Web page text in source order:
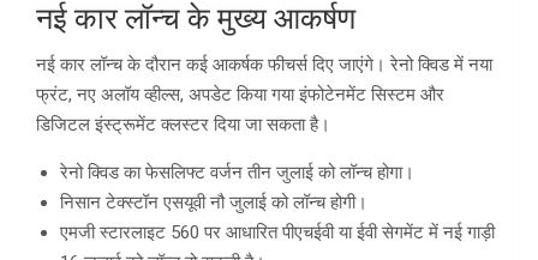
नई कार लॉन्च के मुख्य आकर्षण
नई कार लॉन्च के दौरान कई आकर्षक फीचर्स दिए जाएंगे। रेनो क्विड में नया
फ्रंट, नए अलॉय व्हील्स, अपडेट किया गया इंफोटेनमेंट सिस्टम और
डिजिटल इंस्ट्रूमेंट क्लस्टर दिया जा सकता है।
रेनो क्विड का फेसलिफ्ट वर्जन तीन जुलाई को लॉन्च होगा।
निसान टेक्स्टॉन एसयूवी नौ जुलाई को लॉन्च होगी।
एमजी स्टारलाइट 560 पर आधारित पीएचईवी या ईवी सेगमेंट में नई गाड़ी